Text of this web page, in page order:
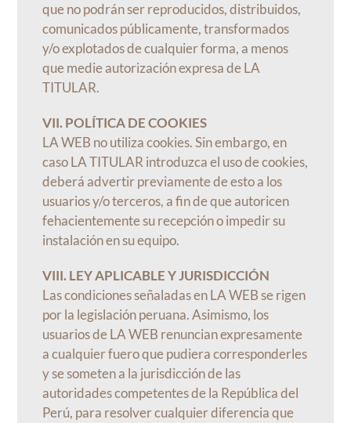
que no podrán ser reproducidos, distribuidos,
comunicados públicamente, transformados
y/o explotados de cualquier forma, a menos
que medie autorización expresa de LA
TITULAR.
VII. POLÍTICA DE COOKIES
LA WEB no utiliza cookies. Sin embargo, en
caso LA TITULAR introduzca el uso de cookies,
deberá advertir previamente de esto a los
usuarios y/o terceros, a fin de que autoricen
fehacientemente su recepción o impedir su
instalación en su equipo.
VIII. LEY APLICABLE Y JURISDICCIÓN
Las condiciones señaladas en LA WEB se rigen
por la legislación peruana. Asimismo, los
usuarios de LA WEB renuncian expresamente
a cualquier fuero que pudiera corresponderles
y se someten a la jurisdicción de las
autoridades competentes de la República del
Perú, para resolver cualquier diferencia que